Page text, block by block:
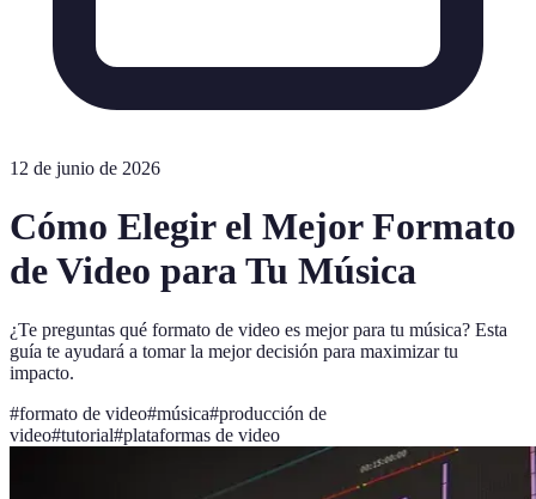
12 de junio de 2026
Cómo Elegir el Mejor Formato
de Video para Tu Música
¿Te preguntas qué formato de video es mejor para tu música? Esta
guía te ayudará a tomar la mejor decisión para maximizar tu
impacto.
#formato de video#música#producción de
video#tutorial#plataformas de video